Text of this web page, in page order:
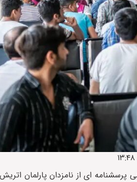
خبری “اس ان دات ای تی”، روز سه شنبه ۳ مهر ، طی پرسشنامه ای از